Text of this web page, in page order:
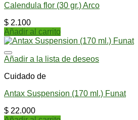
Calendula flor (30 gr.) Arco
$ 2.100
Añadir al carrito
Añadir a la lista de deseos
Cuidado de
Antax Suspension (170 ml.) Funat
$ 22.000